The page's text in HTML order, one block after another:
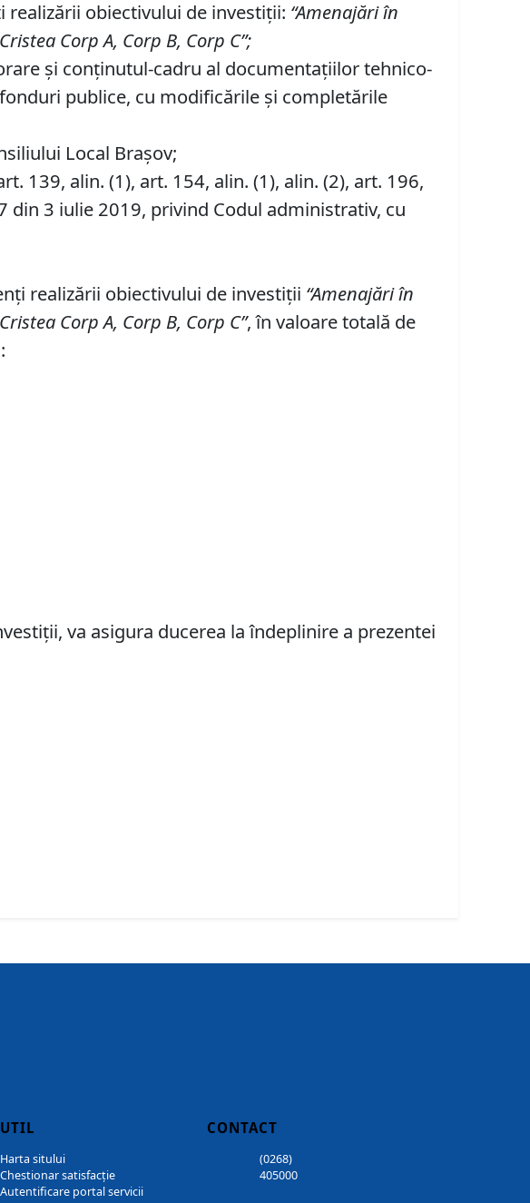
obiectivului de investiții: “Amenajări în
Cristea Corp A, Corp B, Corp C”;
şi conţinutul-cadru al documentaţiilor tehnico-
publice, cu modificările şi completările
Local Brașov;
139, alin. (1), art. 154, alin. (1), alin. (2), art. 196,
din 3 iulie 2019, privind Codul administrativ, cu
realizării obiectivului de investiții “Amenajări în
Cristea Corp A, Corp B, Corp C”, în valoare totală de
va asigura ducerea la îndeplinire a prezentei
UTIL
Harta sitului
Chestionar satisfacție
Autentificare portal servicii
CONTACT
(0268)
405000